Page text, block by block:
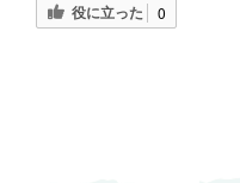
役に立った 0